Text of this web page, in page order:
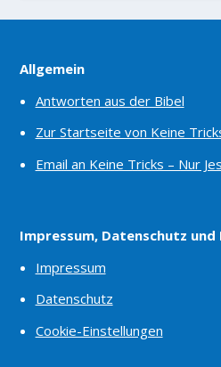
Allgemein
Antworten aus der Bibel
Zur Startseite von Keine
Email an Keine Tricks – Nur
Impressum, Datenschutz
Impressum
Datenschutz
Cookie-Einstellungen